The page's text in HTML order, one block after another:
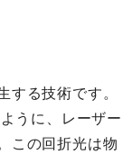
る技術です。
うに、レーザー
この回折光は物